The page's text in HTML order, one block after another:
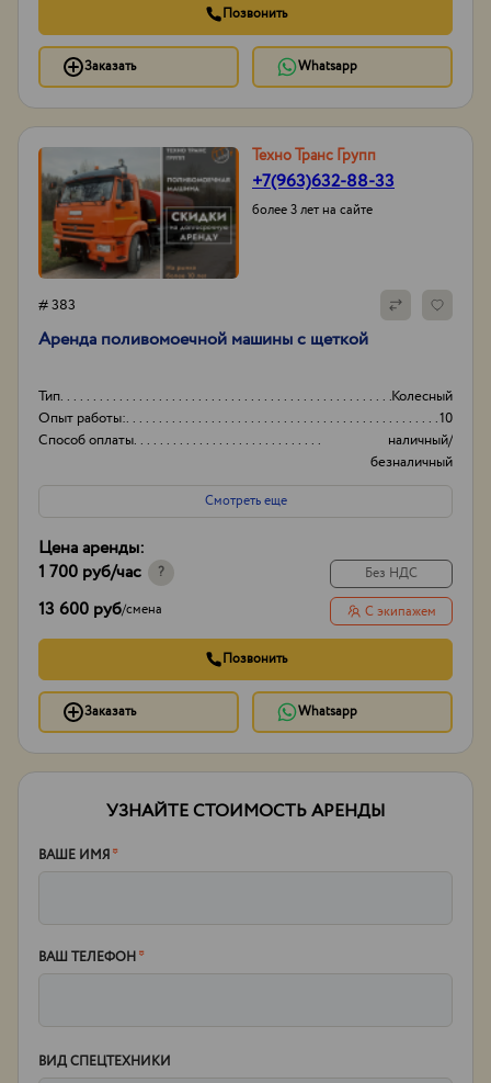
Позвонить
Заказать Whatsapp
Техно Транс Групп
+7(963)632-88-33
более 3 лет на сайте
# 383
Аренда поливомоечной машины с щеткой
Тип
Колесный
Опыт работы:
10
Способ оплаты
наличный/
безналичный
Порядок оплаты
Предоплата
Смотреть еще
Цена аренды:
1 700 руб/час ?
13 600 руб/смена
Без НДС
С экипажем
Позвонить
Заказать Whatsapp
УЗНАЙТЕ СТОИМОСТЬ АРЕНДЫ
ВАШЕ ИМЯ*
ВАШ ТЕЛЕФОН*
ВИД СПЕЦТЕХНИКИ